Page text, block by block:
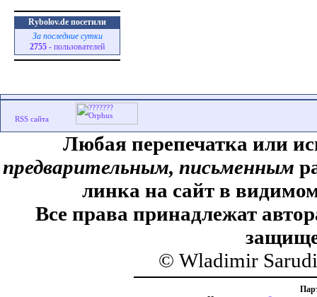
Rybolov.de посетили
За последние сутки
2755 - пользователей
Любая перепечатка или
предварительным, письменным
линка на сайт в
Все права принадлежат
© Wladimir